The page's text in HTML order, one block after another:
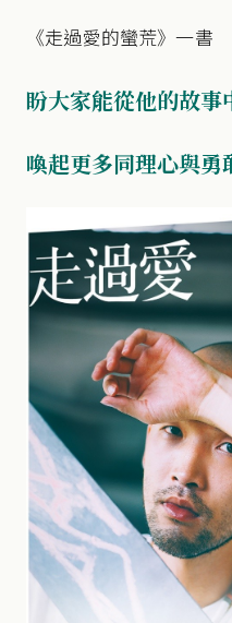
《走過愛的蠻荒》一書
盼大家能從他的故事
喚起更多同理心與勇